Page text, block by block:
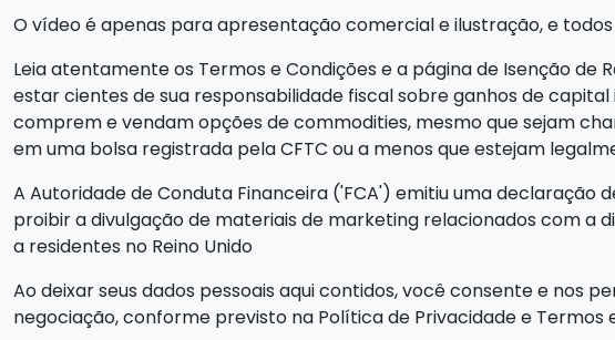
O vídeo é apenas para apresentação comercial e ilustração, e
Leia atentamente os Termos e Condições e a página de Isenção
estar cientes de sua responsabilidade fiscal sobre ganhos de
comprem e vendam opções de commodities, mesmo que sejam
em uma bolsa registrada pela CFTC ou a menos que estejam
A Autoridade de Conduta Financeira ('FCA') emitiu uma declaração
proibir a divulgação de materiais de marketing relacionados com a
a residentes no Reino Unido
Ao deixar seus dados pessoais aqui contidos, você consente e
negociação, conforme previsto na Política de Privacidade e Termos